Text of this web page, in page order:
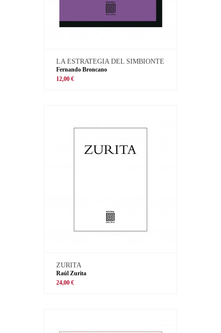
LA ESTRATEGIA DEL SIMBIONTE
Fernando Broncano
12,00 €
ZURITA
Raúl Zurita
24,00 €